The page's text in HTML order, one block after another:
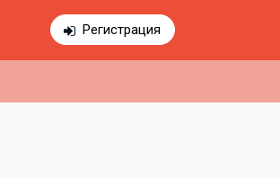
Регистрация